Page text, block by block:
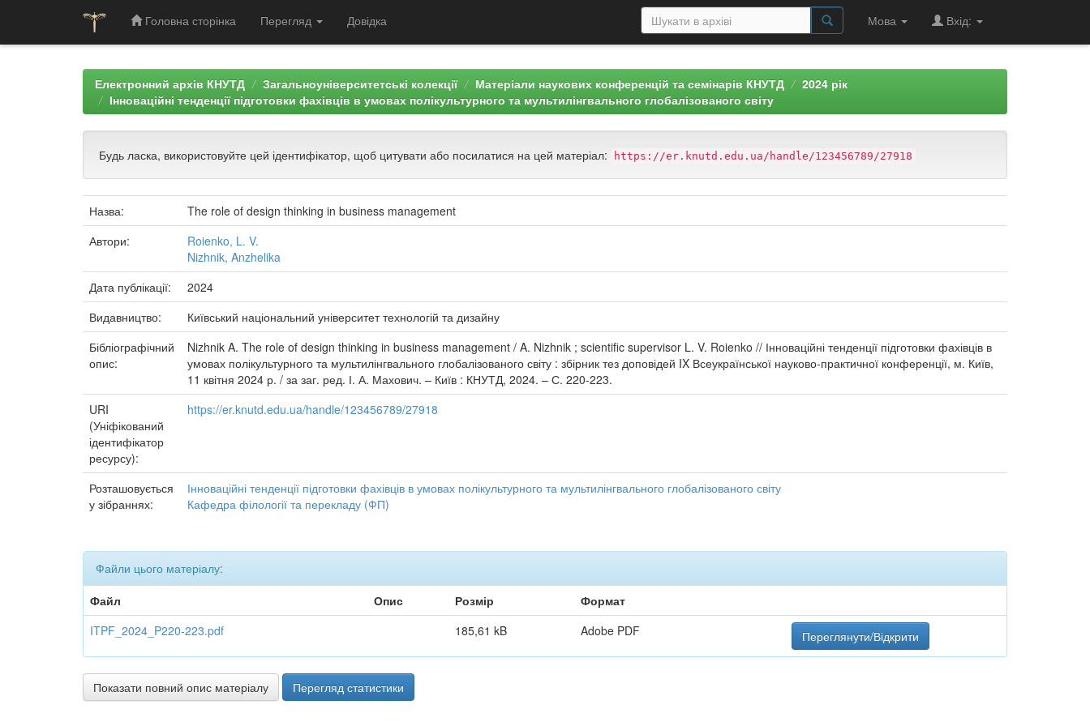
Головна сторінка Перегляд Довідка Мова Вхід:
Електронний архів КНУТД Загальноуніверситетські колекції Матеріали наукових конференцій та семінарів КНУТД
2024 рік
Інноваційні тенденції підготовки фахівців в умовах полікультурного та мультилінгвального глобалізованого світу
Будь ласка, використовуйте цей ідентифікатор, щоб цитувати або посилатися на цей матеріал: https://er.knutd.edu.ua/handle/123456789/27918
Назва:
The role of design thinking in business management
Автори:
Roienko, L. V.
Nizhnik, Anzhelika
Дата публікації:
2024
Видавництво:
Київський національний університет технологій та дизайну
Бібліографічний
опис:
Nizhnik A. The role of design thinking in business management / A. Nizhnik ; scientific supervisor L. V. Roienko // Інноваційні тенденції підготовки фахівців в
умовах полікультурного та мультилінгвального глобалізованого світу : збірник тез доповідей IX Всеукраїнської науково-практичної конференції, м. Київ,
11 квітня 2024 р. / за заг. ред. І. А. Махович. – Київ : КНУТД, 2024. – С. 220-223.
URI
(Уніфікований
ідентифікатор
ресурсу):
https://er.knutd.edu.ua/handle/123456789/27918
Розташовується
у зібраннях:
Інноваційні тенденції підготовки фахівців в умовах полікультурного та мультилінгвального глобалізованого світу
Кафедра філології та перекладу (ФП)
Файли цього матеріалу:
Файл
Опис Розмір
Формат
ITPF_2024_P220-223.pdf
185,61 kB Adobe PDF Переглянути/Відкрити
Показати повний опис матеріалу Перегляд статистики